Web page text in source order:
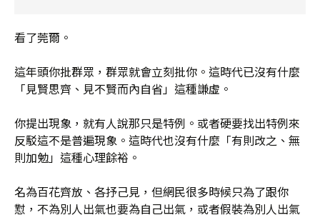
看了莞爾。
這年頭你批群眾，群眾就會立刻批你。這時代已沒有什麼
「見賢思齊、見不賢而內自省」這種謙虛。
你提出現象，就有人說那只是特例。或者硬要找出特例來
反駁這不是普遍現象。這時代也沒有什麼「有則改之、無
則加勉」這種心理餘裕。
名為百花齊放、各抒己見，但網民很多時候只為了跟你
懟，不為別人出氣也要為自己出氣，或者假裝為別人出氣